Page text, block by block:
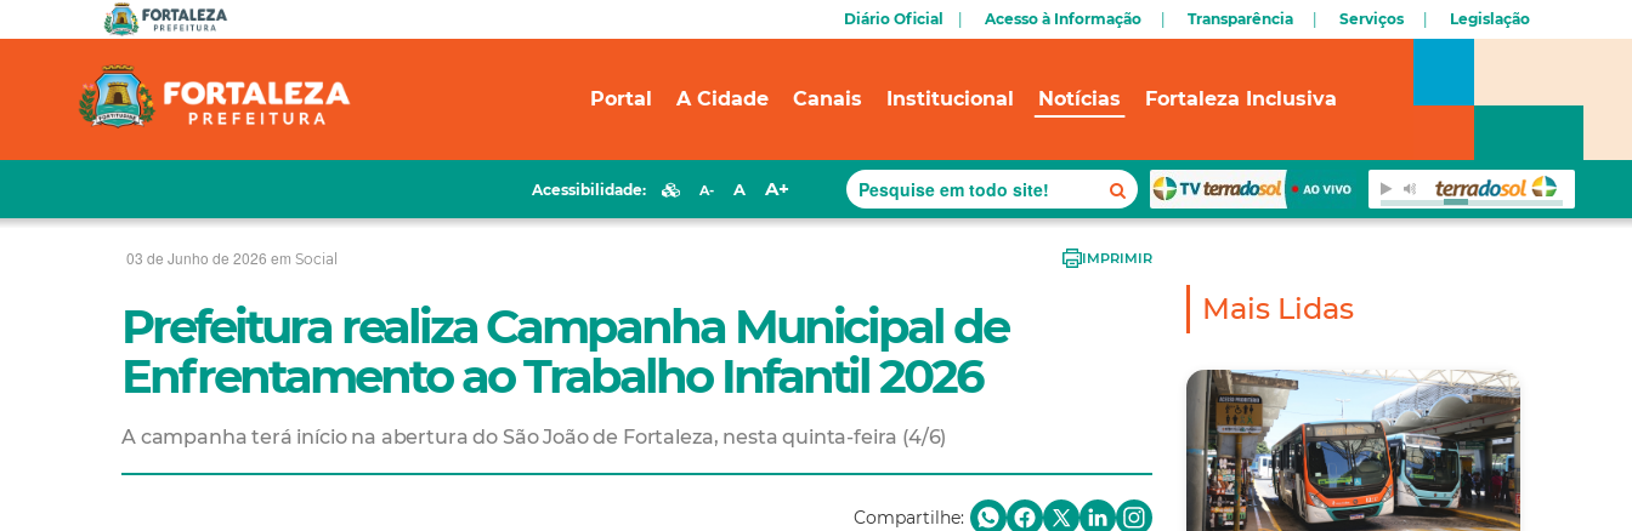
Diário Oficial Acesso à Informação Transparência Serviços Legislação
Portal A Cidade Canais Institucional Notícias Fortaleza Inclusiva
Acessibilidade: A- A A+
03 de Junho de 2026 em Social IMPRIMIR
Prefeitura realiza Campanha Municipal de
Enfrentamento ao Trabalho Infantil 2026
A campanha terá início na abertura do São João de Fortaleza, nesta quinta-feira (4/6)
Compartilhe:
Mais Lidas